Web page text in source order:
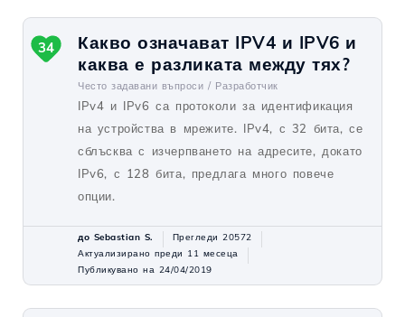
Какво означават IPV4 и IPV6 и
каква е разликата между тях?
Често задавани въпроси / Разработчик
IPv4 и IPv6 са протоколи за идентификация
на устройства в мрежите. IPv4, с 32 бита, се
сблъсква с изчерпването на адресите, докато
IPv6, с 128 бита, предлага много повече
опции.
34
до Sebastian S.
Прегледи 20572
Актуализирано преди 11 месеца
Публикувано на 24/04/2019